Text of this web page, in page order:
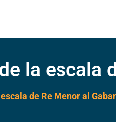
la escala
de Re Menor al